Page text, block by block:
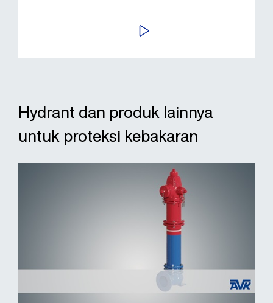
PUTAR VIDEO
Hydrant dan produk lainnya
untuk proteksi kebakaran